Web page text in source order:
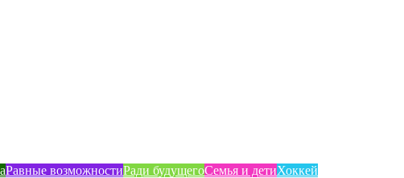
Равные возможностиРади будущегоСемья и детиХоккей